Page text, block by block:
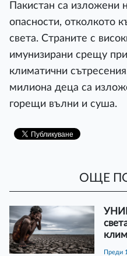
Пакистан са изложени
опасности, отколкото
света. Страните с
имунизирани срещу
климатични
милиона деца са
горещи вълни и суша.
ОЩЕ
преди